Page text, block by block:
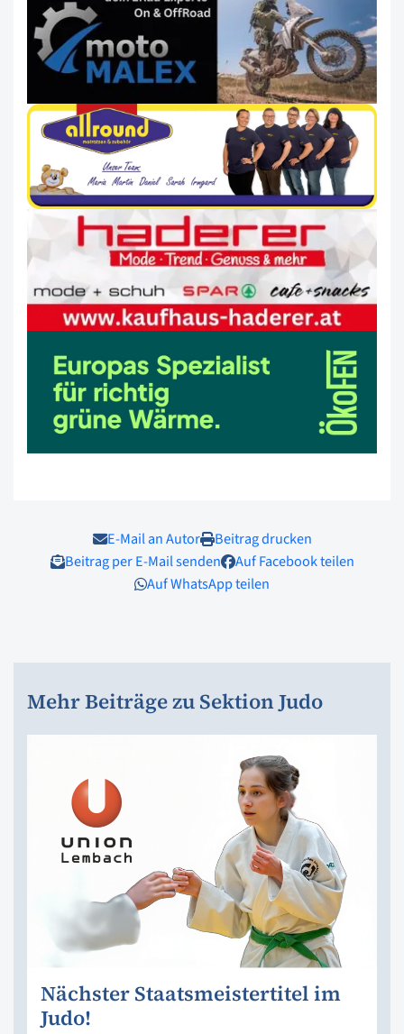
E-Mail an Autor
Beitrag drucken
Beitrag per E-Mail senden
Auf Facebook teilen
Auf WhatsApp teilen
Mehr Beiträge zu Sektion Judo
Nächster Staatsmeistertitel im
Judo!